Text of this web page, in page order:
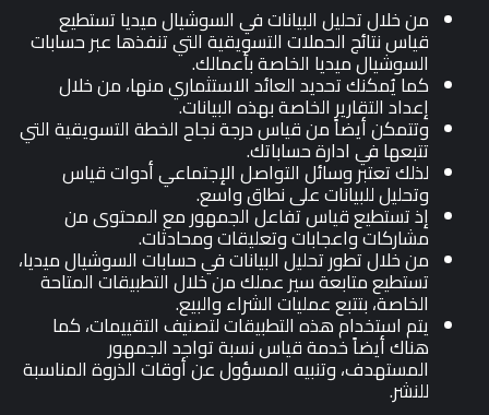
من خلال تحليل البيانات في السوشيال ميديا تستطيع
قياس نتائج الحملات التسويقية التي تنفذها عبر حسابات
السوشيال ميديا الخاصة بأعمالك.
كما يُمكنك تحديد العائد الاستثماري منها، من خلال
إعداد التقارير الخاصة بهذه البيانات.
وتتمكن أيضاً من قياس درجة نجاح الخطة التسويقية التي
تتبعها في ادارة حساباتك.
لذلك تعتبر وسائل التواصل الإجتماعي أدوات قياس
وتحليل للبيانات على نطاق واسع.
إذ تستطيع قياس تفاعل الجمهور مع المحتوى من
مشاركات واعجابات وتعليقات ومحادثات.
من خلال تطور تحليل البيانات في حسابات السوشيال ميديا،
تستطيع متابعة سير عملك من خلال التطبيقات المتاحة
الخاصة، بتتبع عمليات الشراء والبيع.
يتم استخدام هذه التطبيقات لتصنيف التقييمات، كما
هناك أيضاً خدمة قياس نسبة تواجد الجمهور
المستهدف، وتنبيه المسؤول عن أوقات الذروة المناسبة
للنشر.